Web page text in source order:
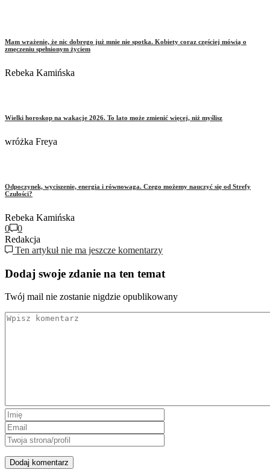
Mam wrażenie, że nic dobrego już mnie nie spotka. Kobiety coraz częściej mówią o
zmęczeniu spełnionym życiem
Rebeka Kamińska
Wielki horoskop na wakacje 2026. To lato może zmienić więcej, niż myślisz
wróżka Freya
Odpoczynek, wyciszenie, energia i równowaga. Czego możemy nauczyć się od Strefy
Czułości?
Rebeka Kamińska
0
0
Redakcja
Ten artykuł nie ma jeszcze komentarzy
Dodaj swoje zdanie na ten temat
Twój mail nie zostanie nigdzie opublikowany